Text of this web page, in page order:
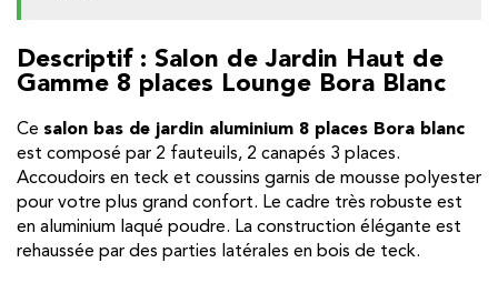
Descriptif : Salon de Jardin Haut de
Gamme 8 places Lounge Bora Blanc
Ce salon bas de jardin aluminium 8 places Bora blanc
est composé par 2 fauteuils, 2 canapés 3 places.
Accoudoirs en teck et coussins garnis de mousse polyester
pour votre plus grand confort. Le cadre très robuste est
en aluminium laqué poudre. La construction élégante est
rehaussée par des parties latérales en bois de teck.